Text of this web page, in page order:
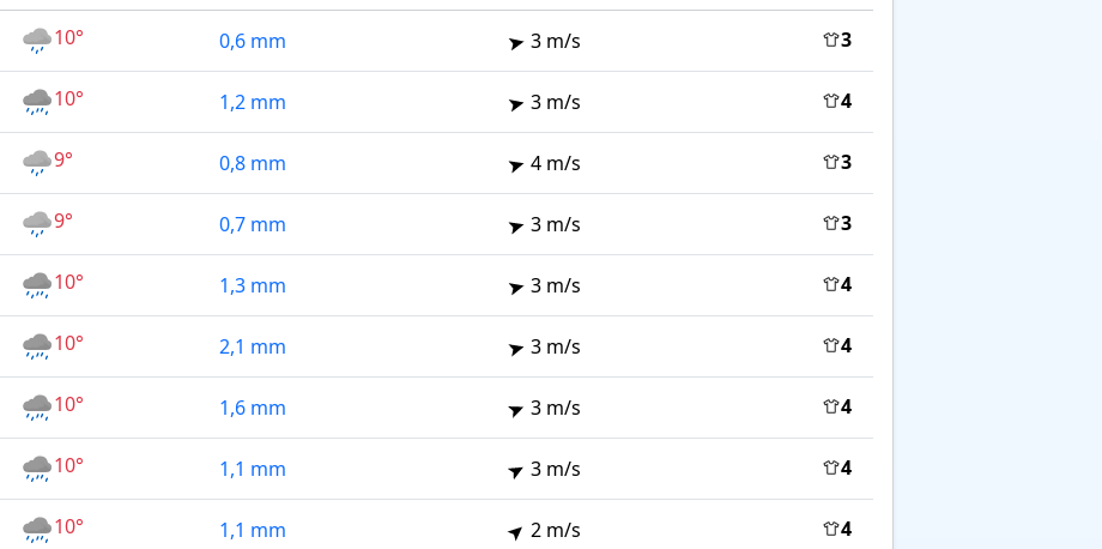
10° 0,6 mm 3 m/s 3
10° 1,2 mm 3 m/s 4
9° 0,8 mm 4 m/s 3
9° 0,7 mm 3 m/s 3
10° 1,3 mm 3 m/s 4
10° 2,1 mm 3 m/s 4
10° 1,6 mm 3 m/s 4
10° 1,1 mm 3 m/s 4
10° 1,1 mm 2 m/s 4